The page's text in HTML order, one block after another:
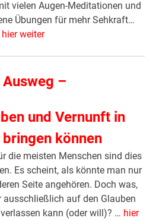
vielen Augen-Meditationen und
Übungen für mehr Sehkraft…
hier weiter
Ausweg –
und Vernunft in
können
die meisten Menschen sind dies
Es scheint, als könnte man nur
Seite angehören. Doch was,
ausschließlich auf den Glauben
kann (oder will)? … hier